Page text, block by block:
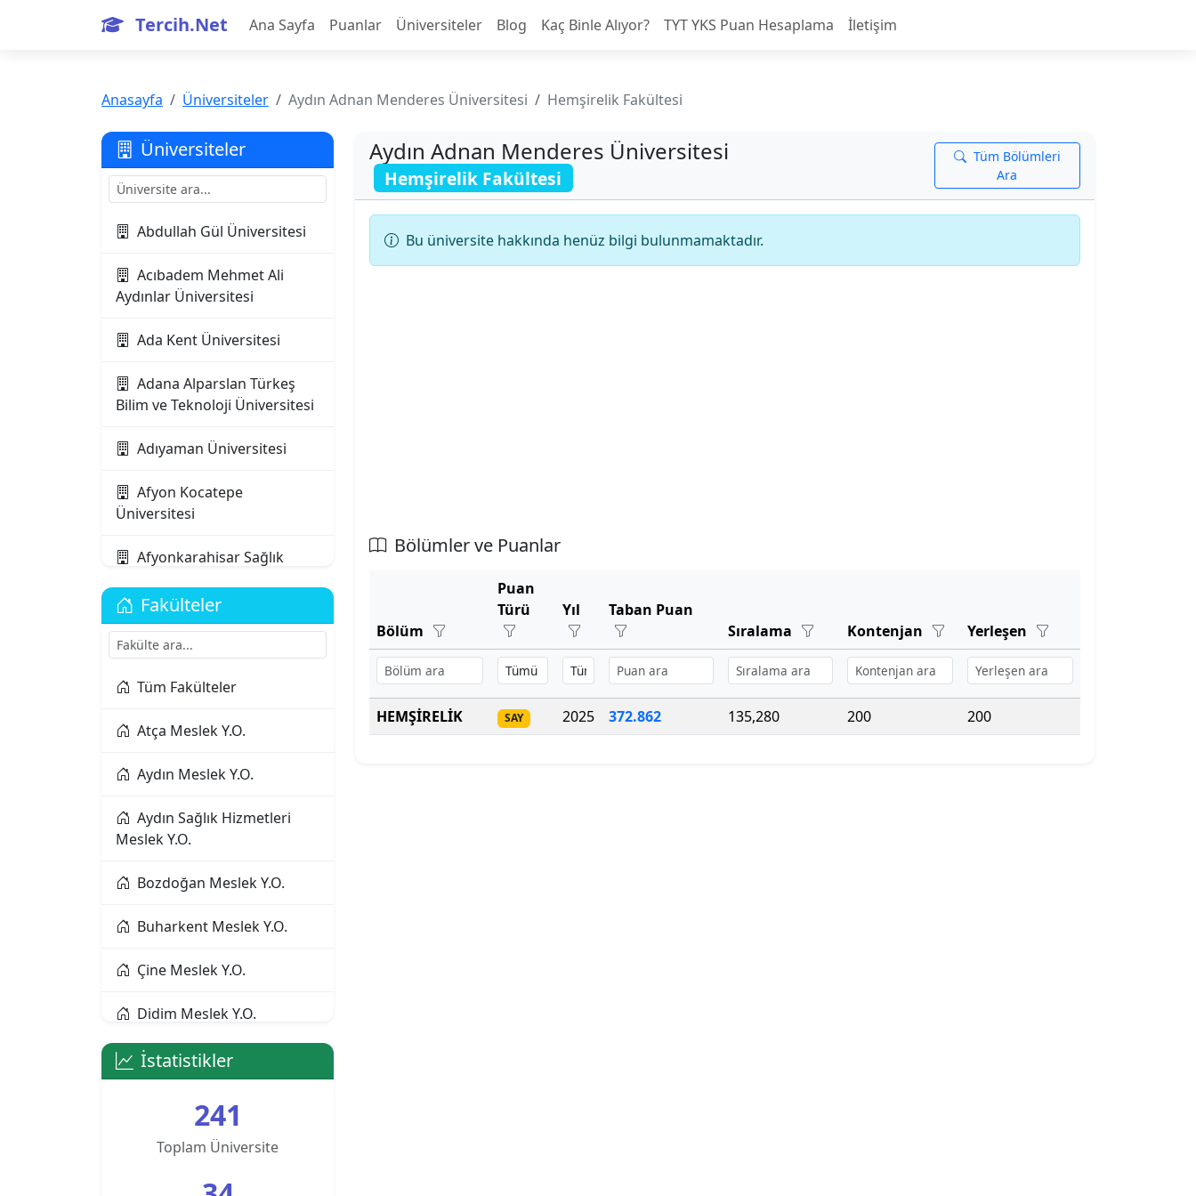
Tercih.Net Ana Sayfa Puanlar Üniversiteler Blog Kaç Binle Alıyor? TYT YKS Puan Hesaplama İletişim
Anasayfa Üniversiteler Aydın Adnan Menderes Üniversitesi Hemşirelik Fakültesi
Üniversiteler
Abdullah Gül Üniversitesi
Acıbadem Mehmet Ali
Aydınlar Üniversitesi
Ada Kent Üniversitesi
Adana Alparslan Türkeş
Bilim ve Teknoloji Üniversitesi
Adıyaman Üniversitesi
Afyon Kocatepe
Üniversitesi
Afyonkarahisar Sağlık
Ağrı İbrahim Çeçen
Üniversitesi
Akdeniz Karpaz
Alanya Alaaddin Keykubat
Ankara Bilim Üniversitesi
Ankara Hacı Bayram Veli
Üniversitesi
Ankara Medipol
Fakülteler
Tüm Fakülteler
Atça Meslek Y.O.
Aydın Meslek Y.O.
Aydın Sağlık Hizmetleri
Meslek Y.O.
Bozdoğan Meslek Y.O.
Buharkent Meslek Y.O.
Çine Meslek Y.O.
Didim Meslek Y.O.
Diş Hekimliği Fakültesi
Eğitim Fakültesi
Fen Fakültesi
Germencik Yamantürk
İstatistikler
241
Toplam Üniversite
Aydın Adnan Menderes Üniversitesi
Hemşirelik Fakültesi
Tüm Bölümleri
Ara
Bu üniversite hakkında henüz bilgi bulunmamaktadır.
Bölümler ve Puanlar
Bölüm
Puan
Türü
Yıl
Taban Puan
Sıralama
Kontenjan Yerleşen
HEMŞİRELİK SAY 2025 372.862 135,280 200 200